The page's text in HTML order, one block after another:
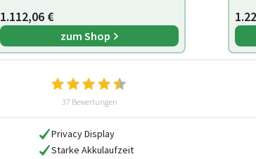
1.112,06 €
zum Shop
37 Bewertungen
Privacy Display
Starke Akkulaufzeit